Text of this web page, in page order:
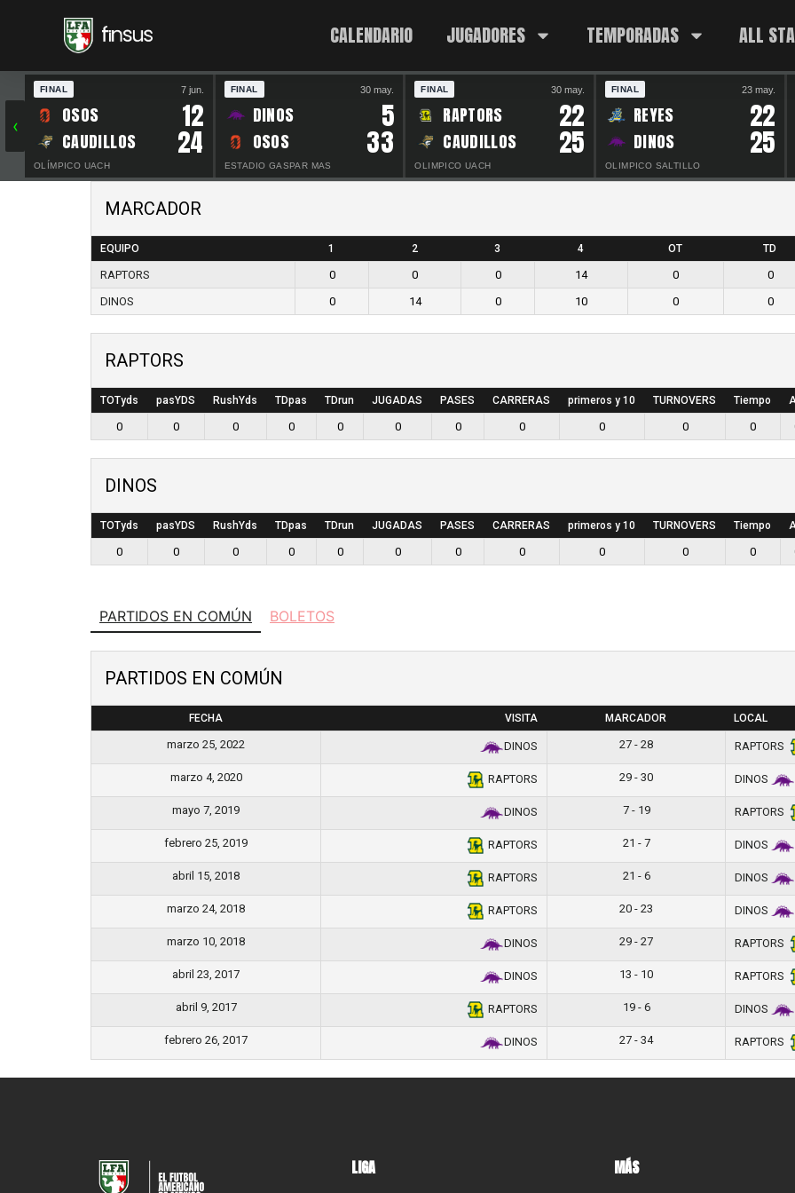
CALENDARIO JUGADORES TEMPORADAS ALL
‹
FINAL 7 jun.
OSOS 12
CAUDILLOS 24
OLÍMPICO UACH
FINAL 30 may.
DINOS 5
OSOS 33
ESTADIO GASPAR MAS
FINAL 30 may.
RAPTORS 22
CAUDILLOS 25
OLIMPICO UACH
FINAL 23 may.
REYES 22
DINOS 25
OLIMPICO SALTILLO
MARCADOR
EQUIPO 1 2 3 4 OT TD
RAPTORS 0 0 0 14 0 0
DINOS
0 14 0 10 0 0
RAPTORS
TOTyds pasYDS RushYds TDpas TDrun JUGADAS PASES CARRERAS primeros y 10 TURNOVERS Tiempo
0 0 0 0 0 0 0 0 0 0 0
DINOS
TOTyds pasYDS RushYds TDpas TDrun JUGADAS PASES CARRERAS primeros y 10 TURNOVERS Tiempo
0 0 0 0 0 0 0 0 0 0 0
PARTIDOS EN COMÚN BOLETOS
PARTIDOS EN COMÚN
FECHA VISITA MARCADOR LOCAL
marzo 25, 2022 DINOS 27 - 28 RAPTORS
marzo 4, 2020 RAPTORS 29 - 30 DINOS
mayo 7, 2019 DINOS 7 - 19 RAPTORS
febrero 25, 2019 RAPTORS 21 - 7 DINOS
abril 15, 2018 RAPTORS 21 - 6 DINOS
marzo 24, 2018 RAPTORS 20 - 23 DINOS
marzo 10, 2018 DINOS 29 - 27 RAPTORS
abril 23, 2017 DINOS 13 - 10 RAPTORS
abril 9, 2017 RAPTORS 19 - 6 DINOS
febrero 26, 2017 DINOS 27 - 34 RAPTORS
LIGA MÁS